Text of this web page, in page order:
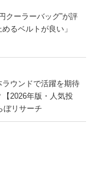
クーラーバッグ”が評
るベルトが良い」
ラウンドで活躍を期待
2026年版・人気投
ぼリサーチ